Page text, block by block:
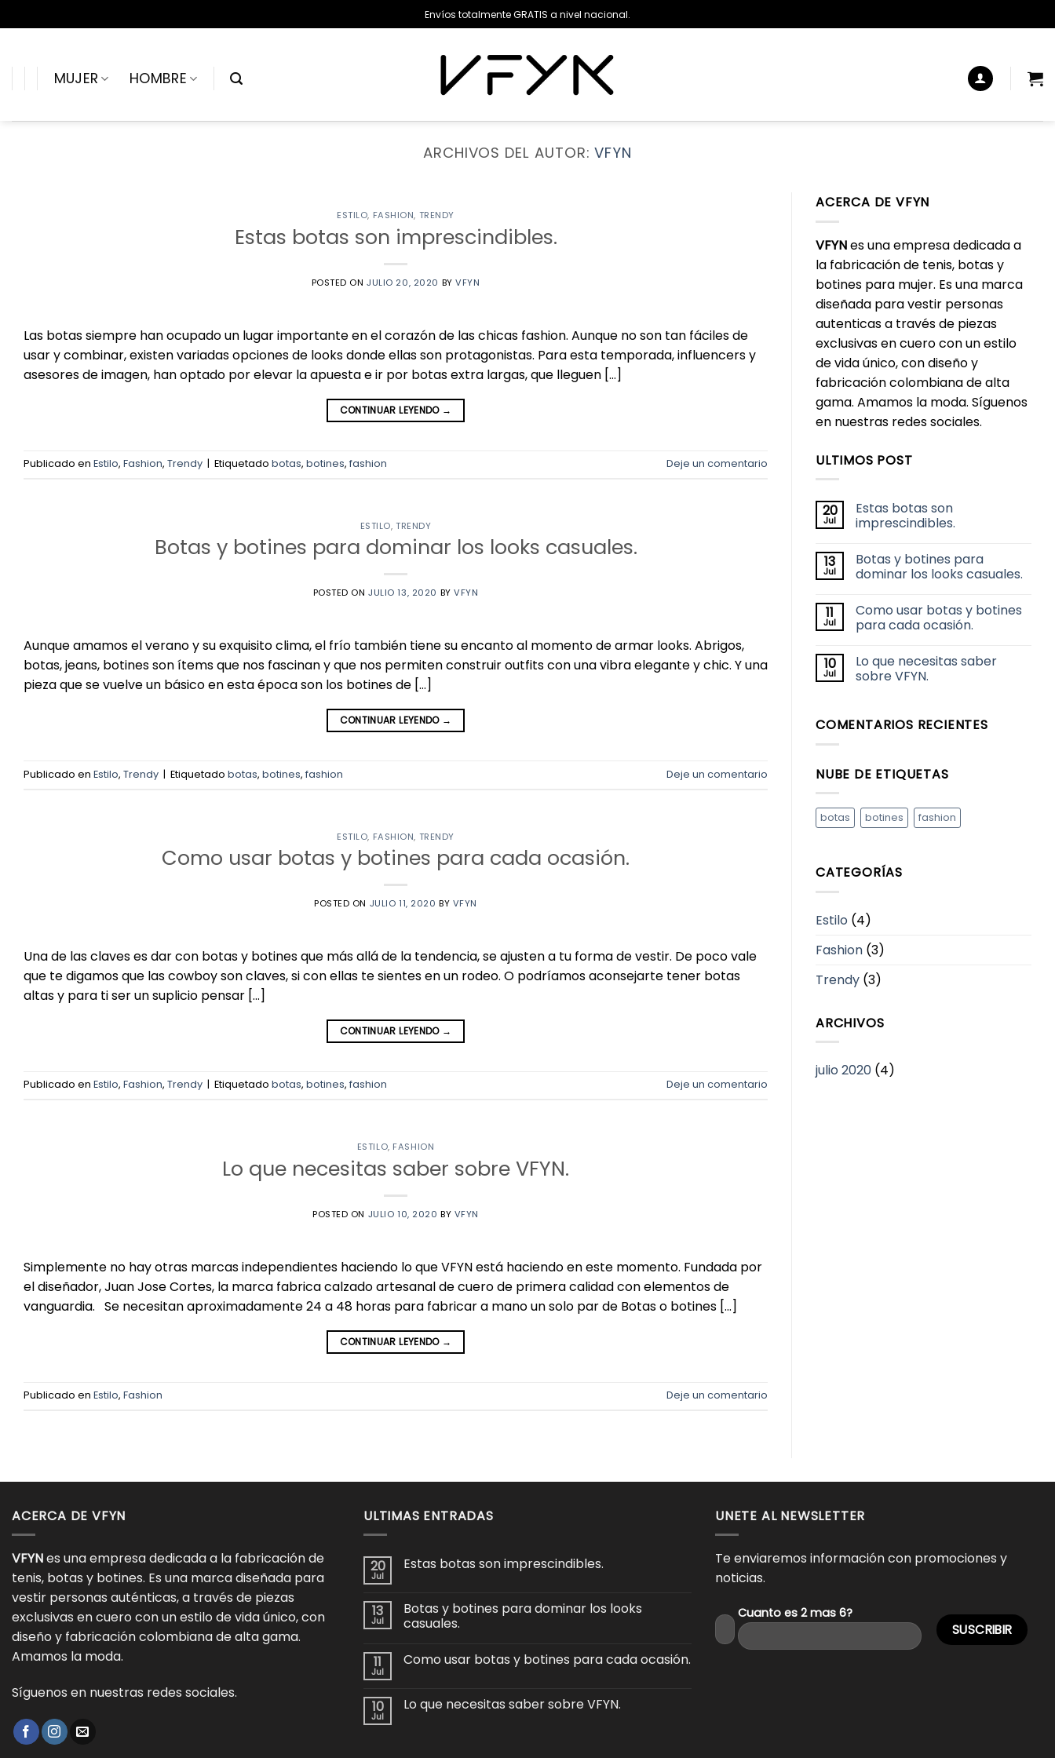
al
Envíos totalmente GRATIS a nivel nacional.
MUJER HOMBRE
ARCHIVOS DEL AUTOR:VFYN
ESTILO, FASHION, TRENDY
Estas botas son imprescindibles.
POSTED ONJULIO 20, 2020 BYVFYN
Las botas siempre han ocupado un lugar importante en el corazón de las chicas fashion. Aunque no son tan fáciles de
usar y combinar, existen variadas opciones de looks donde ellas son protagonistas. Para esta temporada, influencers y
asesores de imagen, han optado por elevar la apuesta e ir por botas extra largas, que lleguen […]
CONTINUAR LEYENDO →
Publicado en Estilo, Fashion, Trendy | Etiquetado botas, botines, fashion Deje un comentario
ESTILO,TRENDY
Botas y botines para dominar los looks casuales.
POSTED ONJULIO 13, 2020 BYVFYN
Aunque amamos el verano y su exquisito clima, el frío también tiene su encanto al momento de armar looks. Abrigos,
botas, jeans, botines son ítems que nos fascinan y que nos permiten construir outfits con una vibra elegante y chic. Y una
pieza que se vuelve un básico en esta época son los botines de […]
CONTINUAR LEYENDO →
Publicado en Estilo, Trendy | Etiquetado botas, botines, fashion Deje un comentario
ESTILO, FASHION, TRENDY
Como usar botas y botines para cada ocasión.
POSTED ON JULIO 11, 2020 BY VFYN
Una de las claves es dar con botas y botines que más allá de la tendencia, se ajusten a tu forma de vestir. De poco vale
que te digamos que las cowboy son claves, si con ellas te sientes en un rodeo. O podríamos aconsejarte tener botas
altas y para ti ser un suplicio pensar […]
CONTINUAR LEYENDO →
Publicado en Estilo, Fashion, Trendy Etiquetado botas, botines, fashion Deje un comentario
ESTILO, FASHION
Lo que necesitas saber sobre VFYN.
POSTED ON JULIO 10, 2020 BY VFYN
Simplemente no hay otras marcas independientes haciendo lo que VFYN está haciendo en este momento. Fundada por
el diseñador, Juan Jose Cortes, la marca fabrica calzado artesanal de cuero de primera calidad con elementos de
vanguardia. Se necesitan aproximadamente 24 a 48 horas para fabricar a mano un solo par de Botas o botines […]
CONTINUAR LEYENDO →
Publicado en Estilo, Fashion Deje un comentario
ACERCA DE VFYN
VFYNes una empresa dedicada a
la fabricación de tenis, botas y
botines para mujer. Es una marca
diseñada para vestir personas
autenticas a través de piezas
exclusivas en cuero con un estilo
de vida único, con diseño y
fabricación colombiana de alta
gama. Amamos la moda. Síguenos
en nuestras redes sociales.
ULTIMOS POST
20
Jul
Estas botas son
imprescindibles.
comentarios
en
Estas
imprescindibles.
13
Jul
Botas y botines para
dominar los looks casuales.
comentarios
en
Botas
para
dominar
los
11
Jul
Como usar botas y botines
para cada ocasión.
comentarios
en
Como
botines
para
10
Jul
Lo que necesitas saber
sobre VFYN.
en
Lo
sobre
COMENTARIOS RECIENTES
NUBE DE ETIQUETAS
botas botines fashion
CATEGORÍAS
Estilo (4)
Fashion (3)
Trendy (3)
ARCHIVOS
julio 2020 (4)
ACERCA DE VFYN
VFYNes una empresa dedicada a la fabricación de
tenis, botas y botines. Es una marca diseñada para
vestir personas auténticas, a través de piezas
exclusivas en cuero con un estilo de vida único, con
diseño y fabricación colombiana de alta gama.
Amamos la moda.
Síguenos en nuestras redes sociales.
ULTIMAS ENTRADAS
20
Jul
Estas botas son imprescindibles.
comentarios
en
Estas
botas
13
Jul
Botas y botines para dominar los looks
casuales.
comentarios
botines
para
11
Jul
Como usar botas y botines para cada ocasión.
en
Como
10
Jul
Lo que necesitas saber sobre VFYN.
UNETE AL NEWSLETTER
Te enviaremos información con promociones y
noticias.
Cuanto es 2 mas 6?